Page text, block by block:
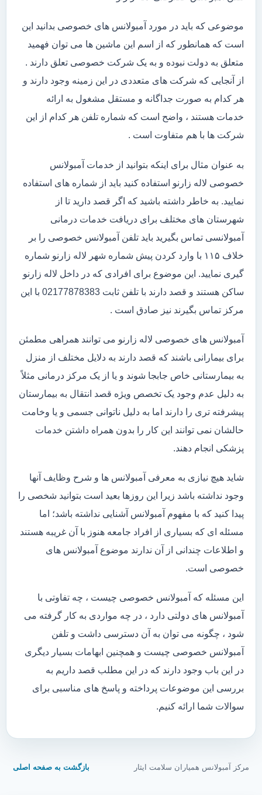
موضوعی که باید در مورد آمبولانس های خصوصی بدانید این
است که همانطور که از اسم این ماشین ها می توان فهمید
متعلق به دولت نبوده و به یک شرکت خصوصی تعلق دارند .
از آنجایی که شرکت های متعددی در این زمینه وجود دارند و
هر کدام به صورت جداگانه و مستقل مشغول به ارائه
خدمات هستند ، واضح است که شماره تلفن هر کدام از این
شرکت ها با هم متفاوت است .
به عنوان مثال برای اینکه بتوانید از خدمات آمبولانس
خصوصی لاله زارنو استفاده کنید باید از شماره های استفاده
نمایید. به خاطر داشته باشید که اگر قصد دارید تا از
شهرستان های مختلف برای دریافت خدمات درمانی
آمبولانسی تماس بگیرید باید تلفن آمبولانس خصوصی را بر
خلاف ۱۱۵ با وارد کردن پیش شماره شهر لاله زارنو شماره
گیری نمایید. این موضوع برای افرادی که در داخل لاله زارنو
ساکن هستند و قصد دارند با تلفن ثابت 02177878383 با این
مرکز تماس بگیرند نیز صادق است .
آمبولانس های خصوصی لاله زارنو می توانند همراهی مطمئن
برای بیمارانی باشند که قصد دارند به دلایل مختلف از منزل
به بیمارستانی خاص جابجا شوند و یا از یک مرکز درمانی مثلاً
به دلیل عدم وجود یک تخصص ویژه قصد انتقال به بیمارستان
پیشرفته تری را دارند اما به دلیل ناتوانی جسمی و یا وخامت
حالشان نمی توانند این کار را بدون همراه داشتن خدمات
پزشکی انجام دهند.
شاید هیچ نیازی به معرفی آمبولانس ها و شرح وظایف آنها
وجود نداشته باشد زیرا این روزها بعید است بتوانید شخصی را
پیدا کنید که با مفهوم آمبولانس آشنایی نداشته باشد؛ اما
مسئله ای که بسیاری از افراد جامعه هنوز با آن غریبه هستند
و اطلاعات چندانی از آن ندارند موضوع آمبولانس های
خصوصی است.
این مسئله که آمبولانس خصوصی چیست ، چه تفاوتی با
آمبولانس های دولتی دارد ، در چه مواردی به کار گرفته می
شود ، چگونه می توان به آن دسترسی داشت و تلفن
آمبولانس خصوصی چیست و همچنین ابهامات بسیار دیگری
در این باب وجود دارند که در این مطلب قصد داریم به
بررسی این موضوعات پرداخته و پاسخ های مناسبی برای
سوالات شما ارائه کنیم.
مرکز آمبولانس همیاران سلامت ایثار بازگشت به صفحه اصلی